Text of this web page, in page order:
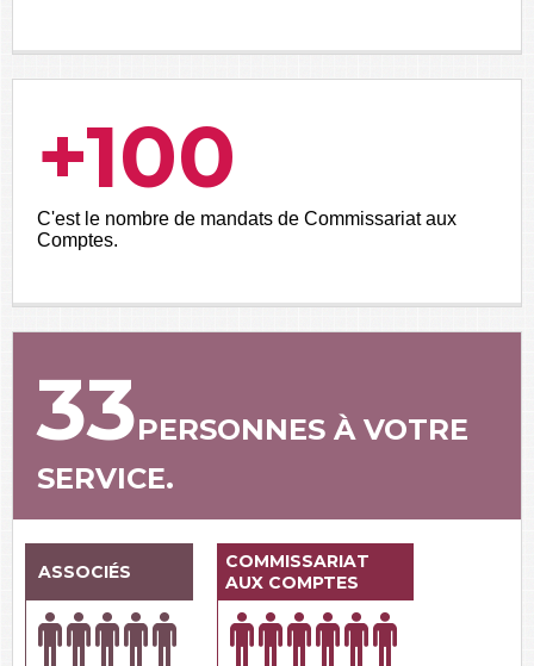
+100
C'est le nombre de mandats de Commissariat aux
Comptes.
33PERSONNES À VOTRE
SERVICE.
ASSOCIÉS
COMMISSARIAT
AUX COMPTES